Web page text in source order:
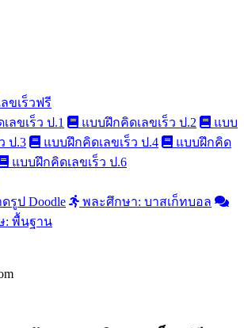
ขเร็วฟรี
ลขเร็ว ป.1
แบบฝึกคิดเลขเร็ว ป.2
แบบ
ป.3
แบบฝึกคิดเลขเร็ว ป.4
แบบฝึกคิด
แบบฝึกคิดเลขเร็ว ป.6
รูป Doodle
พละศึกษา: บาสเก็ทบอล
: พื้นฐาน